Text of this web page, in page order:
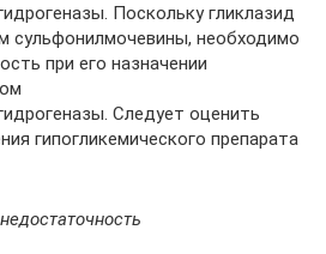
Поскольку гликлазид
сульфонилмочевины, необходимо
при его назначении
Следует оценить
гипогликемического препарата